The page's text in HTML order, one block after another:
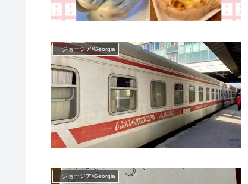
・ジョージア/Georgia
・ジョージア/Georgia